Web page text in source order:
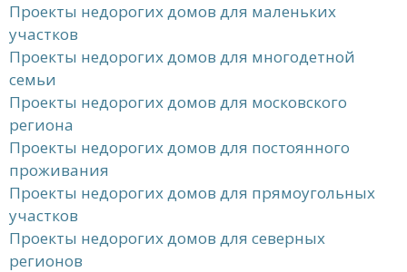
Проекты недорогих домов для маленьких
участков
Проекты недорогих домов для многодетной
семьи
Проекты недорогих домов для московского
региона
Проекты недорогих домов для постоянного
проживания
Проекты недорогих домов для прямоугольных
участков
Проекты недорогих домов для северных
регионов